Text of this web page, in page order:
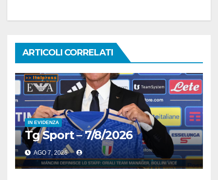
ARTICOLI CORRELATI
IN EVIDENZA
Tg Sport – 7/8/2026
AGO 7, 2026